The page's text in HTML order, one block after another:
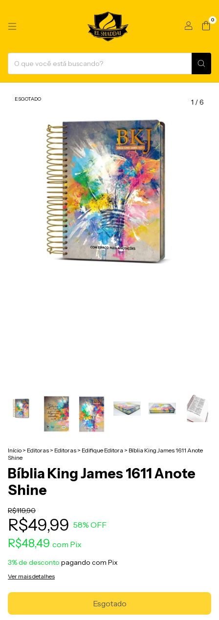
0
ESGOTADO 1 /6
Início > Editoras > Editoras > Edifique Editora > Bíblia King James 1611 Anote
Shine
Bíblia King James 1611 Anote
Shine
R$119,90
R$49,99 58% OFF
R$48,49 com Pix
3% de desconto pagando com Pix
Ver mais detalhes